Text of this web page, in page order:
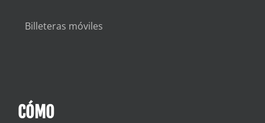
Billeteras móviles
CÓMO